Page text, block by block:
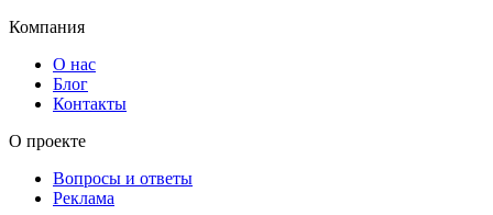
Компания
О нас
Блог
Контакты
О проекте
Вопросы и ответы
Реклама